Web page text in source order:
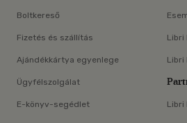
Boltkereső
Fizetés és szállítás
Ajándékkártya egyenlege
Ügyfélszolgálat
E-könyv-segédlet
Libri
Libri
Libri